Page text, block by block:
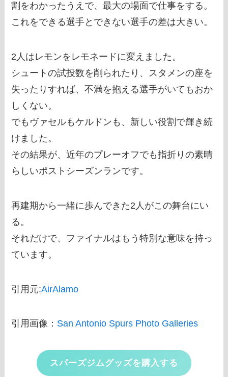
割をわかったうえで、最大の場面で仕事をする。
これをできる選手とできない選手の差は大きい。
2人はレモンをレモネードに変えました。
シュートの試投数を削られたり、スタメンの座を
失ったりすれば、不満を抱える選手がいてもおか
しくない。
でもヴァセルもケルドンも、新しい役割で輝き続
けました。
その結果が、近年のプレーオフでも指折りの素晴
らしいポストシーズンランです。
再建期から一緒に歩んできた2人がこの舞台にい
る。
それだけで、ファイナルはもう特別な意味を持っ
ています。
引用元:AirAlamo
引用画像： San Antonio Spurs Photo Galleries
スパーズジムグッズを購入する